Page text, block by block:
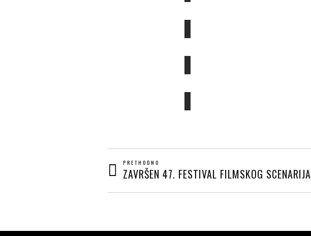
POST
NAVIGATION
PRETHODNO
Prethodni
ZAVRŠEN 47. FESTIVAL FILMSKOG SCENARIJA